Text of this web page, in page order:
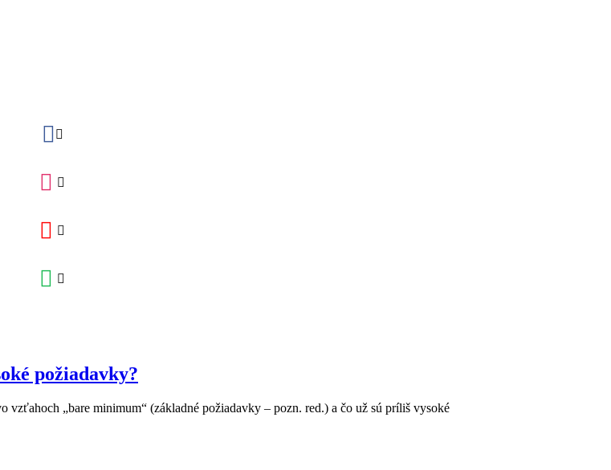
požiadavky?
„bare minimum“ (základné požiadavky – pozn. red.) a čo už sú príliš vysoké